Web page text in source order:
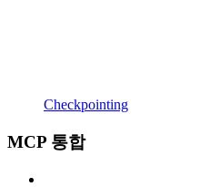
Checkpointing
MCP 통합